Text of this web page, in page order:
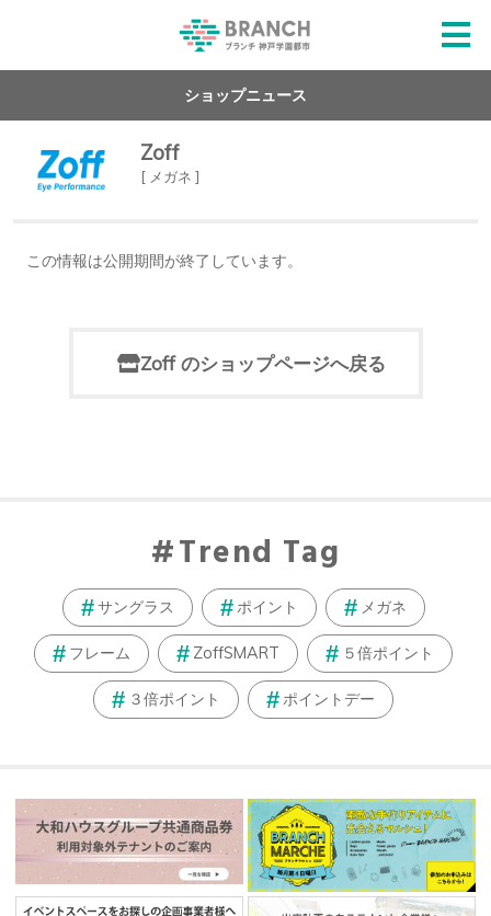
ショップニュース
Zoff
[ メガネ ]
この情報は公開期間が終了しています。
Zoff のショップページへ戻る
Trend Tag
サングラス ポイント メガネ
フレーム ZoffSMART ５倍ポイント
３倍ポイント ポイントデー